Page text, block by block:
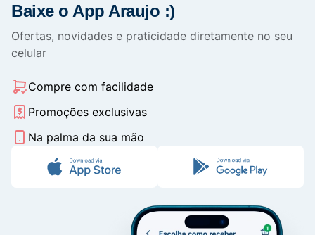
Baixe o App Araujo :)
Ofertas, novidades e praticidade diretamente no seu
celular
Compre com facilidade
Promoções exclusivas
Na palma da sua mão